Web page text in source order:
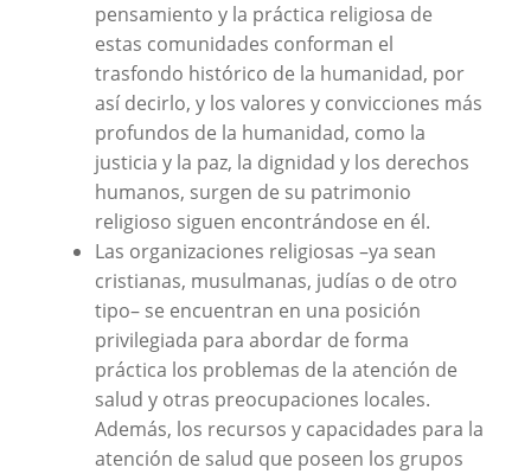
pensamiento y la práctica religiosa de
estas comunidades conforman el
trasfondo histórico de la humanidad, por
así decirlo, y los valores y convicciones más
profundos de la humanidad, como la
justicia y la paz, la dignidad y los derechos
humanos, surgen de su patrimonio
religioso siguen encontrándose en él.
Las organizaciones religiosas –ya sean
cristianas, musulmanas, judías o de otro
tipo– se encuentran en una posición
privilegiada para abordar de forma
práctica los problemas de la atención de
salud y otras preocupaciones locales.
Además, los recursos y capacidades para la
atención de salud que poseen los grupos